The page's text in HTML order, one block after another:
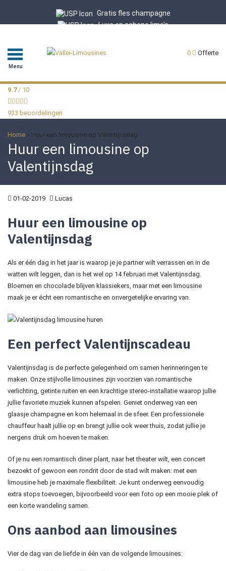
Gratis fles champagne
Luxe en schone limo's
Menu
0 Offerte
9.7/ 10
933 beoordelingen
Home » Huur een limousine op Valentijnsdag
Huur een limousine op
Valentijnsdag
01-02-2019 Lucas
Huur een limousine op
Valentijnsdag
Als er één dag in het jaar is waarop je je partner wilt verrassen en in de
watten wilt leggen, dan is het wel op 14 februari met Valentijnsdag.
Bloemen en chocolade blijven klassiekers, maar met een limousine
maak je er écht een romantische en onvergetelijke ervaring van.
Een perfect Valentijnscadeau
Valentijnsdag is de perfecte gelegenheid om samen herinneringen te
maken. Onze stijlvolle limousines zijn voorzien van romantische
verlichting, getinte ruiten en een krachtige stereo-installatie waarop jullie
jullie favoriete muziek kunnen afspelen. Geniet onderweg van een
glaasje champagne en kom helemaal in de sfeer. Een professionele
chauffeur haalt jullie op en brengt jullie ook weer thuis, zodat jullie je
nergens druk om hoeven te maken.
Of je nu een romantisch diner plant, naar het theater wilt, een concert
bezoekt of gewoon een rondrit door de stad wilt maken: met een
limousine heb je maximale flexibiliteit. Je kunt onderweg eenvoudig
extra stops toevoegen, bijvoorbeeld voor een foto op een mooie plek of
een korte wandeling samen.
Ons aanbod aan limousines
Vier de dag van de liefde in één van de volgende limousines: